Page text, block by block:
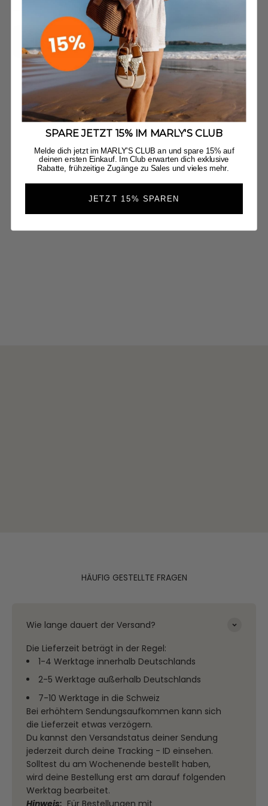
Jetzt Entdecken
HÄUFIG GESTELLTE FRAGEN
Wie lange dauert der Versand?
Die Lieferzeit beträgt in der Regel:
1-4 Werktage innerhalb Deutschlands
2-5 Werktage außerhalb Deutschlands
7-10 Werktage in die Schweiz
Bei erhöhtem Sendungsaufkommen kann sich
die Lieferzeit etwas verzögern.
Du kannst den Versandstatus deiner Sendung
jederzeit durch deine Tracking - ID einsehen.
Solltest du am Wochenende bestellt haben,
wird deine Bestellung erst am darauf folgenden
Werktag bearbeitet.
Hinweis: Für Bestellungen mit
SPARE JETZT 15% IM MARLY'S CLUB
Melde dich jetzt im MARLY'S CLUB an und spare 15% auf
deinen ersten Einkauf. Im Club erwarten dich exklusive
Rabatte, frühzeitige Zugänge zu Sales und vieles mehr.
JETZT 15% SPAREN